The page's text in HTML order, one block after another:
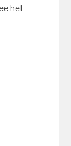
het